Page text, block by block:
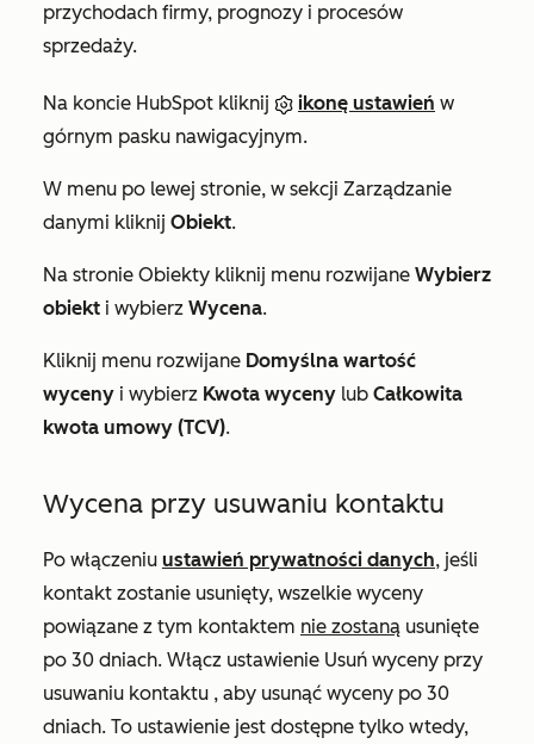
przychodach firmy, prognozy i procesów
sprzedaży.
Na koncie HubSpot kliknij ikonę ustawień w
górnym pasku nawigacyjnym.
W menu po lewej stronie, w sekcji Zarządzanie
danymi kliknij Obiekt.
Na stronie Obiekty kliknij menu rozwijane Wybierz
obiekt i wybierz Wycena.
Kliknij menu rozwijane Domyślna wartość
wyceny i wybierz Kwota wyceny lub Całkowita
kwota umowy (TCV).
Wycena przy usuwaniu kontaktu
Po włączeniu ustawień prywatności danych, jeśli
kontakt zostanie usunięty, wszelkie wyceny
powiązane z tym kontaktem nie zostaną usunięte
po 30 dniach. Włącz ustawienie Usuń wyceny przy
usuwaniu kontaktu , aby usunąć wyceny po 30
dniach. To ustawienie jest dostępne tylko wtedy,